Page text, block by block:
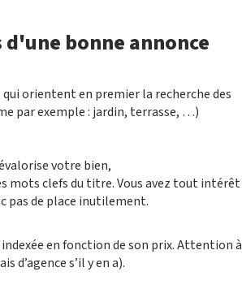
bonne annonce
orientent en premier la recherche des
par exemple : jardin, terrasse, …)
votre bien,
mots clefs du titre. Vous avez tout intérêt
pas de place inutilement.
en fonction de son prix. Attention à
d’agence s’il y en a).